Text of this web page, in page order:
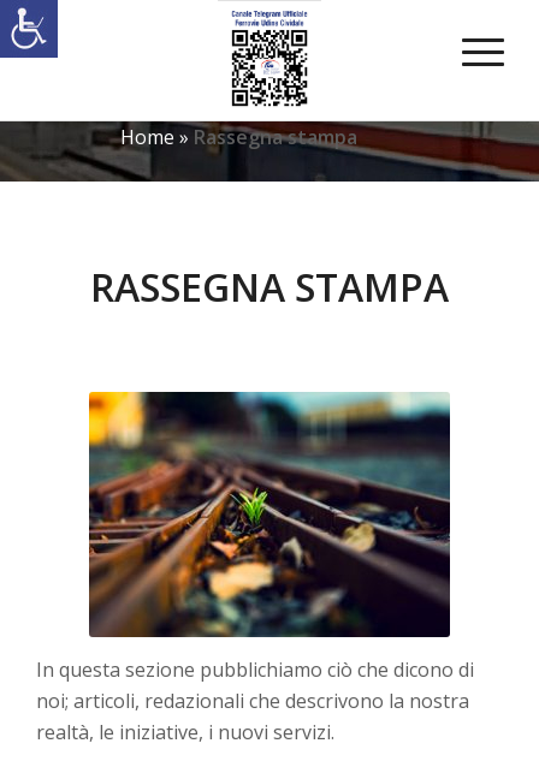
Home » Rassegna stampa
RASSEGNA STAMPA
In questa sezione pubblichiamo ciò che dicono di
noi; articoli, redazionali che descrivono la nostra
realtà, le iniziative, i nuovi servizi.